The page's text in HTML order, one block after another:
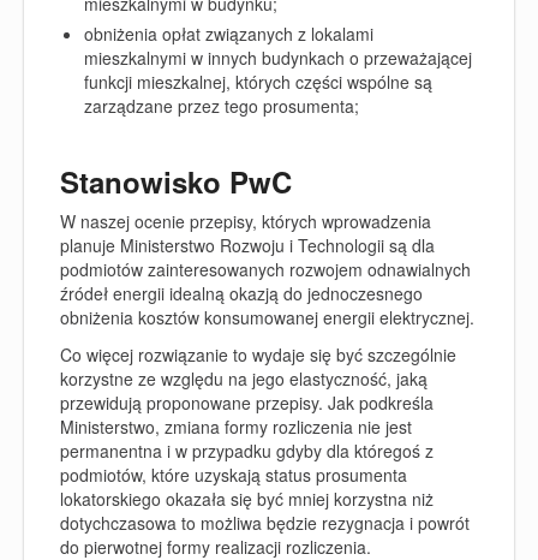
obniżenia opłat związanych z lokalami
mieszkalnymi w innych budynkach o przeważającej
funkcji mieszkalnej, których części wspólne są
zarządzane przez tego prosumenta;
Stanowisko PwC
W naszej ocenie przepisy, których wprowadzenia
planuje Ministerstwo Rozwoju i Technologii są dla
podmiotów zainteresowanych rozwojem odnawialnych
źródeł energii idealną okazją do jednoczesnego
obniżenia kosztów konsumowanej energii elektrycznej.
Co więcej rozwiązanie to wydaje się być szczególnie
korzystne ze względu na jego elastyczność, jaką
przewidują proponowane przepisy. Jak podkreśla
Ministerstwo, zmiana formy rozliczenia nie jest
permanentna i w przypadku gdyby dla któregoś z
podmiotów, które uzyskają status prosumenta
lokatorskiego okazała się być mniej korzystna niż
dotychczasowa to możliwa będzie rezygnacja i powrót
do pierwotnej formy realizacji rozliczenia.